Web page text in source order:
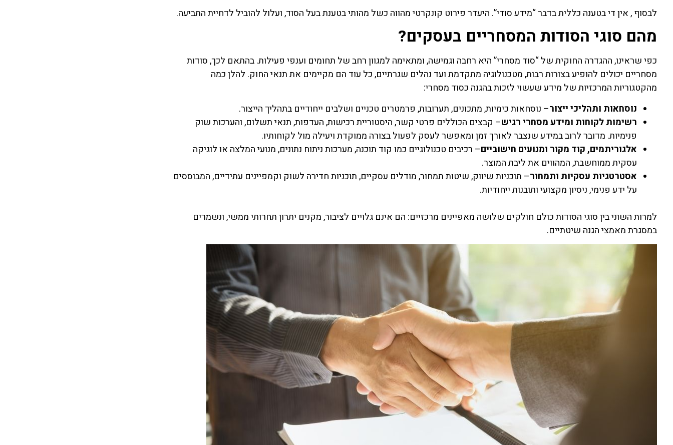
לבסוף , אין די בטענה כללית בדבר “מידע סודי”. היעדר פירוט קונקרטי מהווה כשל מהותי בטענת בעל הסוד, ועלול להוביל לדחיית התביעה.
מהם סוגי הסודות המסחריים בעסקים?
כפי שראינו, ההגדרה החוקית של “סוד מסחרי” היא רחבה וגמישה, ומתאימה למגוון רחב של תחומים וענפי פעילות. בהתאם לכך, סודות
מסחריים יכולים להופיע בצורות רבות, מטכנולוגיה מתקדמת ועד נהלים שגרתיים, כל עוד הם מקיימים את תנאי החוק. להלן כמה
מהקטגוריות המרכזיות של מידע שעשוי לזכות בהגנה כסוד מסחרי:
נוסחאות ותהליכי ייצור– נוסחאות כימיות, מתכונים, תערובות, פרמטרים טכניים ושלבים ייחודיים בתהליך הייצור.
רשימות לקוחות ומידע מסחרי רגיש– קבצים הכוללים פרטי קשר, היסטוריית רכישות, העדפות, תנאי תשלום, והערכות שוק
פנימיות. מדובר לרוב במידע שנצבר לאורך זמן ומאפשר לעסק לפעול בצורה ממוקדת ויעילה מול לקוחותיו.
אלגוריתמים, קוד מקור ומנועים חישוביים– רכיבים טכנולוגיים כמו קוד תוכנה, מערכות ניתוח נתונים, מנועי המלצה או לוגיקה
עסקית ממוחשבת, המהווים את ליבת המוצר.
אסטרטגיות עסקיות ותמחור– תוכניות שיווק, שיטות תמחור, מודלים עסקיים, תוכניות חדירה לשוק וקמפיינים עתידיים, המבוססים
על ידע פנימי, ניסיון מקצועי ותובנות ייחודיות.
למרות השוני בין סוגי הסודות כולם חולקים שלושה מאפיינים מרכזיים: הם אינם גלויים לציבור, מקנים יתרון תחרותי ממשי, ונשמרים
במסגרת מאמצי הגנה שיטתיים.